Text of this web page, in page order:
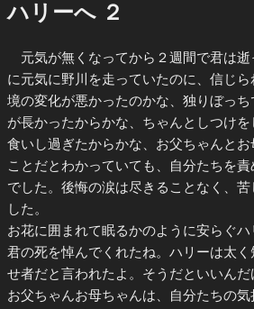
日:
ハリーへ ２
元気が無くなってから２週間で君は
に元気に野川を走っていたのに、信じ
境の変化が悪かったのかな、独りぼっ
が長かったからかな、ちゃんとしつけ
食いし過ぎたからかな、お父ちゃんと
ことだとわかっていても、自分たちを
でした。後悔の涙は尽きることなく、
した。
お花に囲まれて眠るかのように安らぐ
君の死を悼んでくれたね。ハリーは太
せ者だと言われたよ。そうだといいんだ
お父ちゃんお母ちゃんは、自分たちの